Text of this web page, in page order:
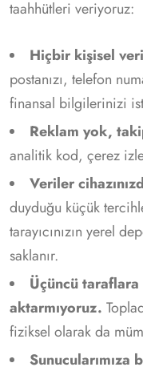
taahhütleri veriyoruz:
Hiçbir kişisel
postanızı, telefon
finansal bilgilerinizi
Reklam yok,
analitik kod, çerez
Veriler
duyduğu küçük
tarayıcınızın yerel
saklanır.
Üçüncü
aktarmıyoruz.
fiziksel olarak da
Sunucularımıza